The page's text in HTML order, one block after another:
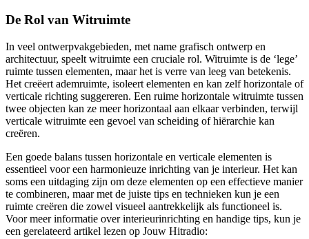
De Rol van Witruimte
In veel ontwerpvakgebieden, met name grafisch ontwerp en
architectuur, speelt witruimte een cruciale rol. Witruimte is de ‘lege’
ruimte tussen elementen, maar het is verre van leeg van betekenis.
Het creëert ademruimte, isoleert elementen en kan zelf horizontale of
verticale richting suggereren. Een ruime horizontale witruimte tussen
twee objecten kan ze meer horizontaal aan elkaar verbinden, terwijl
verticale witruimte een gevoel van scheiding of hiërarchie kan
creëren.
Een goede balans tussen horizontale en verticale elementen is
essentieel voor een harmonieuze inrichting van je interieur. Het kan
soms een uitdaging zijn om deze elementen op een effectieve manier
te combineren, maar met de juiste tips en technieken kun je een
ruimte creëren die zowel visueel aantrekkelijk als functioneel is.
Voor meer informatie over interieurinrichting en handige tips, kun je
een gerelateerd artikel lezen op Jouw Hitradio: